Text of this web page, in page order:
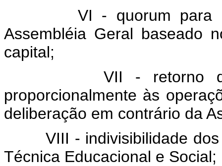
VI - quorum para o
Assembléia Geral baseado
capital;
VII - retorno das
proporcionalmente às
deliberação em contrário da
VIII - indivisibilidade dos
Técnica Educacional e Social;